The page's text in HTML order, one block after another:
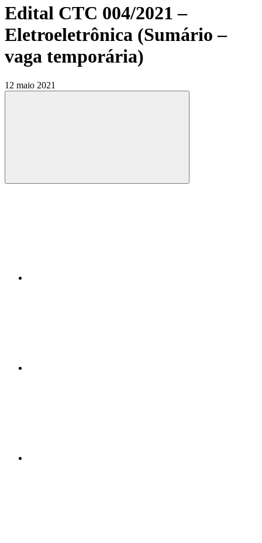
Edital CTC 004/2021 –
Eletroeletrônica (Sumário –
vaga temporária)
12 maio 2021
Compartilhar